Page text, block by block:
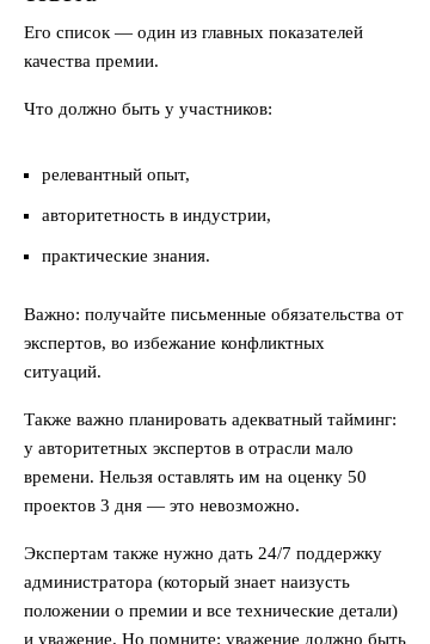
Его список — один из главных показателей
качества премии.
Что должно быть у участников:
релевантный опыт,
авторитетность в индустрии,
практические знания.
Важно: получайте письменные обязательства от
экспертов, во избежание конфликтных
ситуаций.
Также важно планировать адекватный тайминг:
у авторитетных экспертов в отрасли мало
времени. Нельзя оставлять им на оценку 50
проектов 3 дня — это невозможно.
Экспертам также нужно дать 24/7 поддержку
администратора (который знает наизусть
положении о премии и все технические детали)
и уважение. Но помните: уважение должно быть